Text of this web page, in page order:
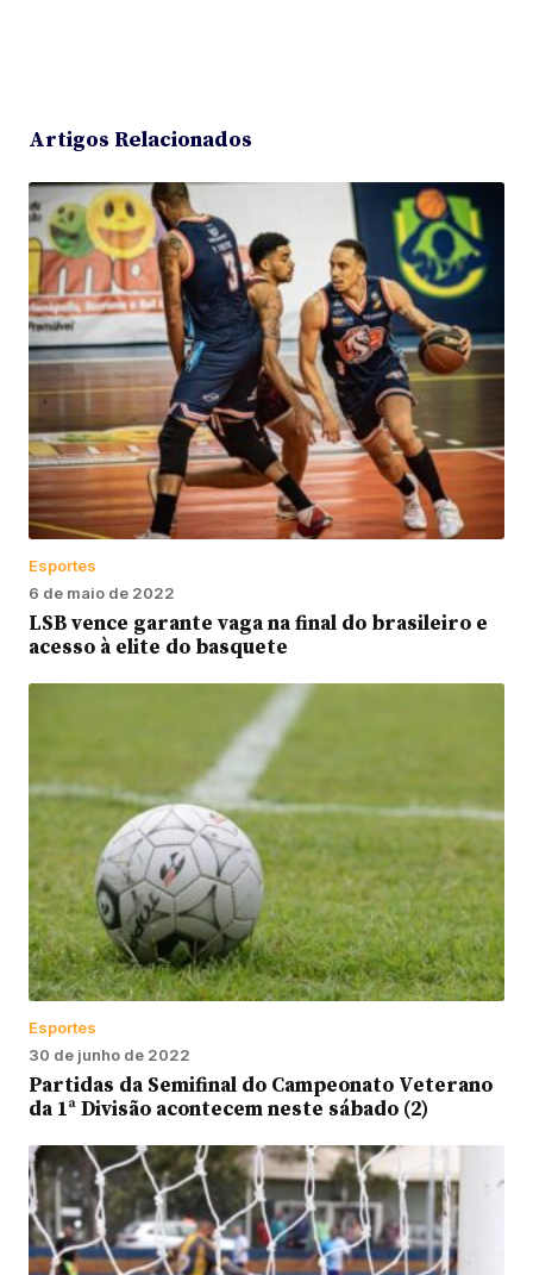
Artigos Relacionados
Esportes
6 de maio de 2022
LSB vence garante vaga na final do brasileiro e
acesso à elite do basquete
Esportes
30 de junho de 2022
Partidas da Semifinal do Campeonato Veterano
da 1ª Divisão acontecem neste sábado (2)